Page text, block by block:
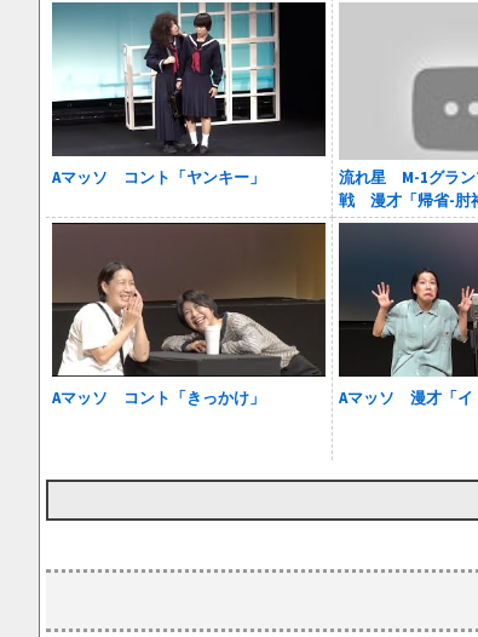
Aマッソ コント「ヤンキー」
流れ星 M-1グラン
戦 漫才「帰省-肘
Aマッソ コント「きっかけ」 Aマッソ 漫才「イ